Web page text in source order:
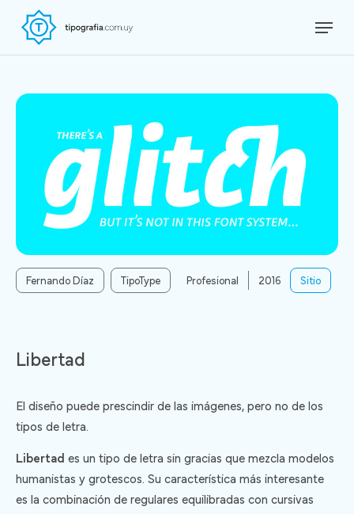
main
Menu
Profesional 2016 Sitio
Fernando Díaz TipoType
Libertad
El diseño puede prescindir de las imágenes, pero no de los
tipos de letra.
Libertades un tipo de letra sin gracias que mezcla modelos
humanistas y grotescos. Su característica más interesante
es la combinación de regulares equilibradas con cursivas